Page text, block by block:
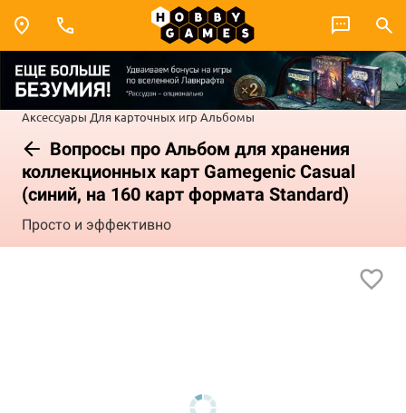
Аксессуары Для карточных игр Альбомы
Вопросы про Альбом для хранения
коллекционных карт Gamegenic Casual
(синий, на 160 карт формата Standard)
Просто и эффективно